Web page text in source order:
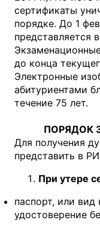
сертификаты
порядке. До 1
представляется
до конца
Электронные
абитуриентами
течение 75 лет.
ПОРЯДОК
Для получения
представить в
При утере
паспорт, или вид
удостоверение